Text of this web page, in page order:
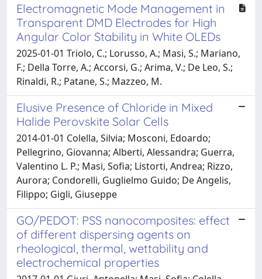
Electromagnetic Mode Management in
Transparent DMD Electrodes for High
Angular Color Stability in White OLEDs
2025-01-01 Triolo, C.; Lorusso, A.; Masi, S.; Mariano,
F.; Della Torre, A.; Accorsi, G.; Arima, V.; De Leo, S.;
Rinaldi, R.; Patane, S.; Mazzeo, M.
Elusive Presence of Chloride in Mixed
Halide Perovskite Solar Cells
2014-01-01 Colella, Silvia; Mosconi, Edoardo;
Pellegrino, Giovanna; Alberti, Alessandra; Guerra,
Valentino L. P.; Masi, Sofia; Listorti, Andrea; Rizzo,
Aurora; Condorelli, Guglielmo Guido; De Angelis,
Filippo; Gigli, Giuseppe
GO/PEDOT: PSS nanocomposites: effect
of different dispersing agents on
rheological, thermal, wettability and
electrochemical properties